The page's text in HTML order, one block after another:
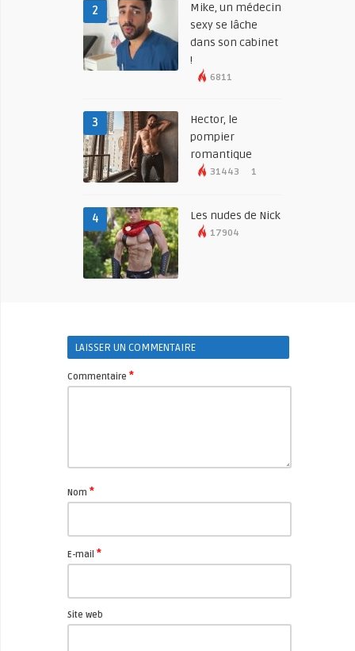
2
Mike, un médecin
sexy se lâche
dans son cabinet
!
6811
3
Hector, le
pompier
romantique
31443 1
4 Les nudes de Nick
17904
LAISSER UN COMMENTAIRE
Commentaire *
Nom *
E-mail *
Site web